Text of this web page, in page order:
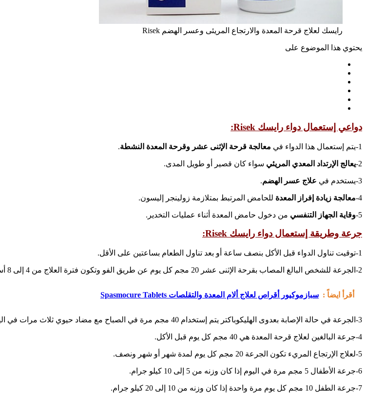
رايسك لعلاج قرحة المعدة والارتجاع المريئى وعسر الهضم Risek
يحتوي هذا الموضوع على
دواعي إستعمال دواء رايسك Risek:
1-يتم إستعمال هذا الدواء في معالجة قرحة الإثنى عشر وقرحة المعدة النشطة.
2- يعالج الإرتداد المعدي المريئي سواء كان قصير أو طويل المدى.
3-يستخدم في علاج عسر الهضم.
4- معالجة زيادة إفراز المعدة للحامض المرتبط بمتلازمة زولينجر إليسون.
5- وقاية الجهاز التنفسي من دخول حامض المعدة أثناء عمليات التخدير.
جرعة وطريقة إستعمال دواء رايسك Risek:
1-توقيت تناول الدواء قبل الأكل بنصف ساعة أو بعد تناول الطعام بساعتين على الأقل.
2-الجرعة للشخص البالغ المصاب بقرحة الإثنى عشر 20 مجم كل يوم عن طريق الفو وتكون فترة العلاج من 4 إلى 8 أسابيع.
أقرأ ايضاً : سبازموكيور أقراص لعلاج ألام المعدة والتقلصات Spasmocure Tablets
3-الجرعة في حالة الإصابة بعدوى الهليكوباكتر يتم إستخدام 40 مجم مرة في الصباح مع مضاد حيوي ثلاث مرات في اليوم حتى 14 يوماً، وتقل الجرعة بالتدريج بعد مرور هذا الوقت مع الرجوع للطبيب.
4-جرعة البالغين لعلاج قرحة المعدة هي 40 مجم كل يوم قبل الأكل.
5-لعلاج الإرتجاع المريء تكون الجرعة 20 مجم كل يوم لمدة شهر أو شهر ونصف.
6-جرعة الأطفال 5 مجم مرة في اليوم إذا كان وزنه من 5 إلى 10 كيلو جرام.
7-جرعة الطفل 10 مجم كل يوم مرة واحدة إذا كان وزنه من 10 إلى 20 كيلو جرام.